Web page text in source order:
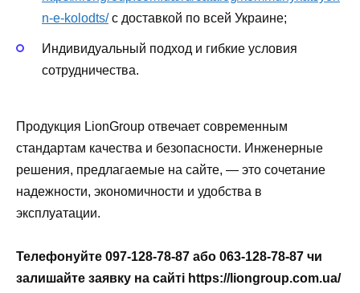
n-e-kolodts/с доставкой по всей Украине;
Индивидуальный подход и гибкие условия
сотрудничества.
Продукция LionGroup отвечает современным
стандартам качества и безопасности. Инженерные
решения, предлагаемые на сайте, — это сочетание
надежности, экономичности и удобства в
эксплуатации.
Телефонуйте 097-128-78-87 або 063-128-78-87 чи
залишайте заявку на сайті https://liongroup.com.ua/